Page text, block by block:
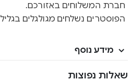
חברת המשלוחים באזורכם.
הפוסטרים נשלחים מגולגלים
מידע נוסף
שאלות נפוצות